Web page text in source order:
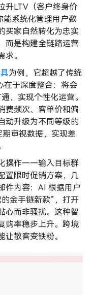
LTV（客户终身价
系统化管理用户数
买家自然转化为忠实
而是构建全链路运营
。
为例，它超越了传统
在于深度整合：将会
，实现个性化运营。
费频次、客单价和偏
动升级为不同等级的
审视数据，实现差
操作——输入目标群
置限时促销方案，几
件内容：AI 根据用户
金手链新款”，打开
心而非骚扰。这种智
购率稳步上升。跨境
散客变铁粉。